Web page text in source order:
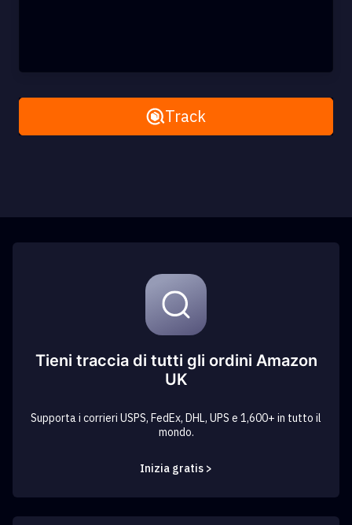
Remove AllTrack
Tieni traccia di tutti gli ordini Amazon
UK
Supporta i corrieri USPS, FedEx, DHL, UPS e 1,600+ in tutto il
mondo.
Inizia gratis >